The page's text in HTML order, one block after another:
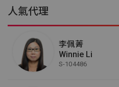
人氣代理
李佩菁
Winnie Li
S-104486